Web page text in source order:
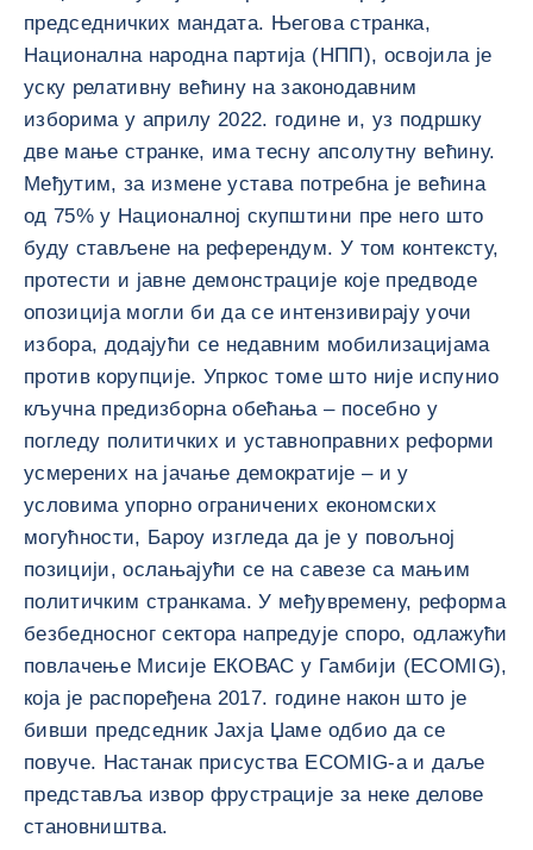
председничких мандата. Његова странка,
Национална народна партија (НПП), освојила је
уску релативну већину на законодавним
изборима у априлу 2022. године и, уз подршку
две мање странке, има тесну апсолутну већину.
Међутим, за измене устава потребна је већина
од 75% у Националној скупштини пре него што
буду стављене на референдум. У том контексту,
протести и јавне демонстрације које предводе
опозиција могли би да се интензивирају уочи
избора, додајући се недавним мобилизацијама
против корупције. Упркос томе што није испунио
кључна предизборна обећања – посебно у
погледу политичких и уставноправних реформи
усмерених на јачање демократије – и у
условима упорно ограничених економских
могућности, Бароу изгледа да је у повољној
позицији, ослањајући се на савезе са мањим
политичким странкама. У међувремену, реформа
безбедносног сектора напредује споро, одлажући
повлачење Мисије ЕКОВАС у Гамбији (ECOMIG),
која је распоређена 2017. године након што је
бивши председник Јахја Џаме одбио да се
повуче. Настанак присуства ECOMIG-а и даље
представља извор фрустрације за неке делове
становништва.